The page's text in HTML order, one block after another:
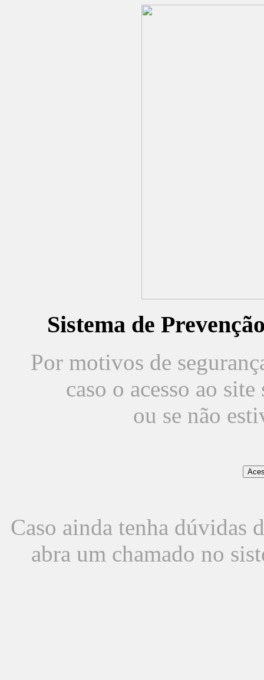
Sistema de
Por motivos de
caso o acesso ao
ou se não
Caso ainda tenha dúvidas
abra um chamado no